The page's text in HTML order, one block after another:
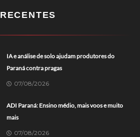
RECENTES
IA e análise de solo ajudam produtores do
Paraná contra pragas
07/08/2026
ADI Paraná: Ensino médio, mais voos e muito
mais
07/08/2026